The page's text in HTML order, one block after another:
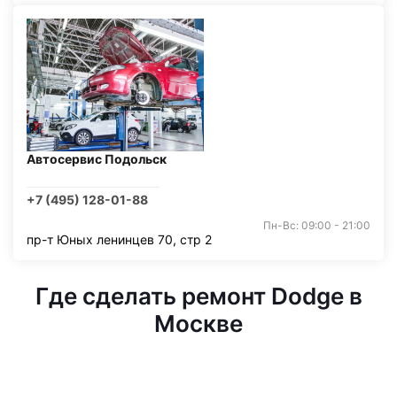
Автосервис Подольск
+7 (495) 128-01-88
Пн-Вс: 09:00 - 21:00
пр-т Юных ленинцев 70, стр 2
Где сделать ремонт Dodge в
Москве